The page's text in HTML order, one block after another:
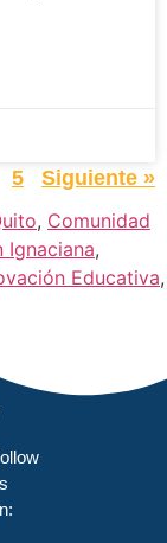
5
Siguiente »
, Comunidad
Ignaciana,
Educativa,